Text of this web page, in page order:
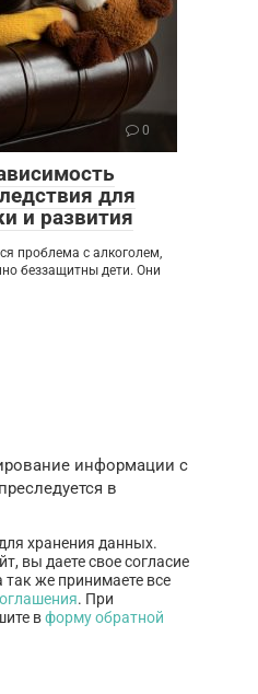
0
для
и развития
проблема с алкоголем,
беззащитны дети. Они
информации с
в
для хранения данных.
вы даете свое согласие
же принимаете все
. При
вформу обратной